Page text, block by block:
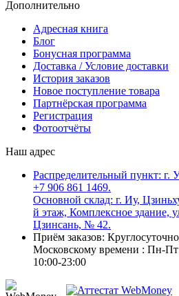
Дополнительно
Адресная книга
Блог
Бонусная программа
Доставка / Условие доставки
История заказов
Новое поступление товара
Партнёрская программа
Регистрация
Фотоотчёты
Наш адрес
Распределительный пункт: г.
+7 906 861 1469.
Основной склад: г. Иу,
й этаж, Комплексное здание,
Цзинсань, № 42.
Приём заказов:
Московскому времени : Пн-
10:00-23:00